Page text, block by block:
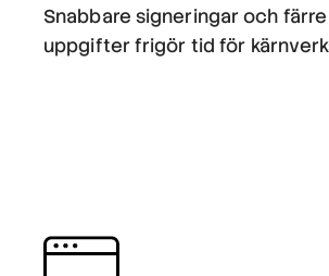
Snabbare signeringar och
uppgifter frigör tid för